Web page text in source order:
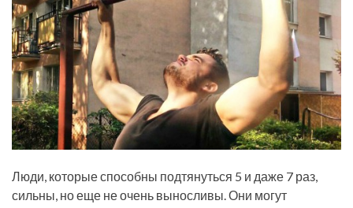
Люди, которые способны подтянуться 5 и даже 7 раз,
сильны, но еще не очень выносливы. Они могут